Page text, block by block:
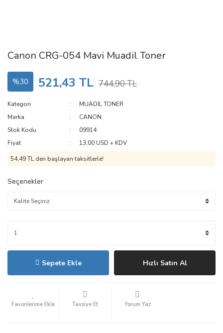
Canon CRG-054 Mavi Muadil Toner
%30 521,43 TL 744,90 TL
Kategori
MUADİL TONER
Marka
CANON
Stok Kodu
09914
Fiyat
13,00 USD + KDV
54,49 TL den başlayan taksitlerle!
Seçenekler
Sepete Ekle Hızlı Satın Al
Tavsiye Et Yorum Yaz